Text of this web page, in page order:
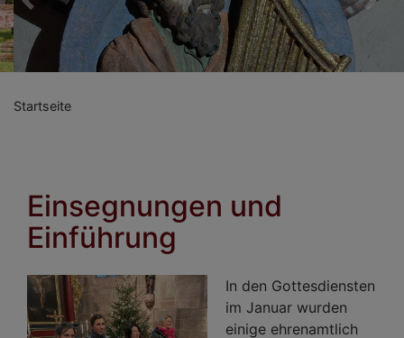
Previous
Startseite
Einsegnungen und
Einführung
In den Gottesdiensten
im Januar wurden
einige ehrenamtlich